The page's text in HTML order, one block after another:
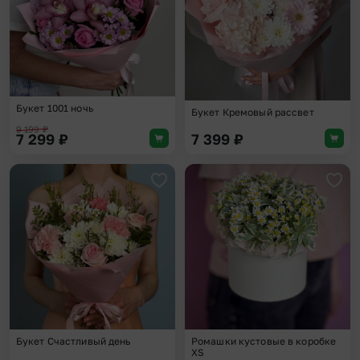
Букет 1001 ночь
9 199₽
7 299 ₽
Букет Кремовый рассвет
7 399 ₽
Добавить в избранное
Букет Счастливый день
Ромашки кустовые в коробке
XS